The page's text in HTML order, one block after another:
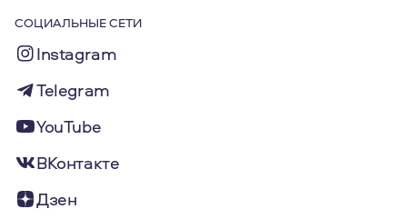
СОЦИАЛЬНЫЕ СЕТИ
Instagram
Telegram
YouTube
ВКонтакте
Дзен